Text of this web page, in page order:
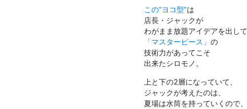
この”ヨコ型”は
店長・ジャックが
わがまま放題アイデアを出して
「マスターピース」 の
技術力があってこそ
出来たシロモノ。
上と下の2層になっていて、
ジャックが考えたのは、
夏場は水筒を持っていくので、